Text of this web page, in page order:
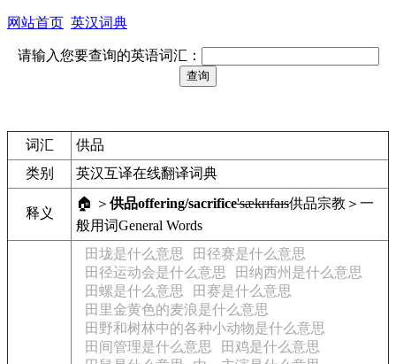
网站首页 英汉词典
请输入您要查询的英语词汇：
词汇
供品
类别
英汉互译在线翻译词典
释义
🏠 ＞ 供品offering/sacrifice'sækrɪfaɪs供品宗教＞一
般用词General Words
田垅是什么意思
田径赛是什么意思
田径运动会是什么意思
田纳西州是什么意思
田螺是什么意思
田赛是什么意思
田里金黄色的麦浪是什么意思
田野和树林中的各种小动物是什么意思
田间管理是什么意思
田鸡是什么意思